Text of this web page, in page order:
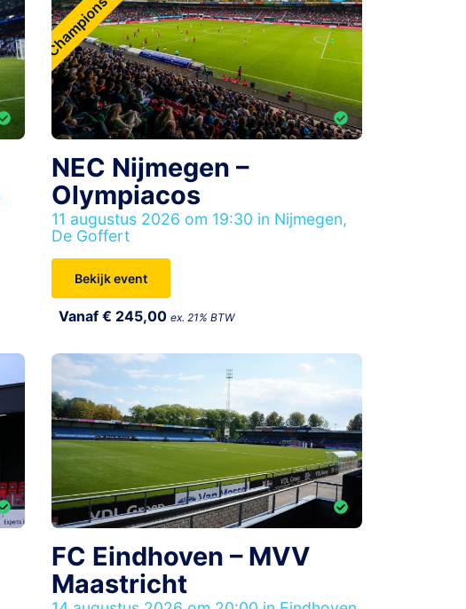
NEC Nijmegen –
Olympiacos
11 augustus 2026 om 19:30 in Nijmegen,
De Goffert
Bekijk event
Vanaf € 245,00 ex. 21% BTW
FC Eindhoven – MVV
Maastricht